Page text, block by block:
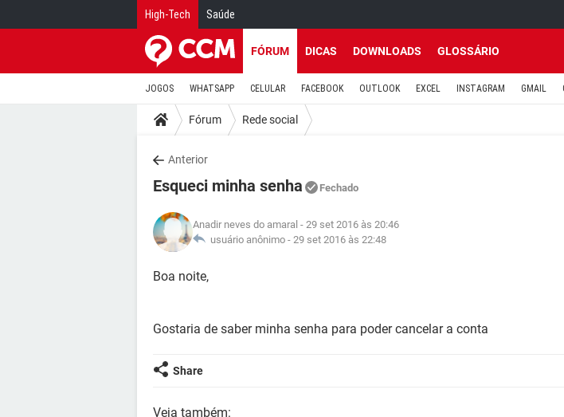
High-Tech Saúde
FÓRUM DICAS DOWNLOADS GLOSSÁRIO
JOGOS WHATSAPP CELULAR FACEBOOK OUTLOOK EXCEL INSTAGRAM GMAIL
Fórum Rede social
Anterior
Esqueci minha senha Fechado
Anadir neves do amaral - 29 set 2016 às 20:46
usuário anônimo - 29 set 2016 às 22:48
Boa noite,
Gostaria de saber minha senha para poder cancelar a conta
Share
Veja também: